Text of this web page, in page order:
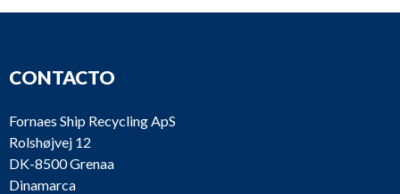
CC188
CC185
CONTACTO
Fornaes Ship Recycling ApS
Rolshøjvej 12
DK-8500 Grenaa
Dinamarca